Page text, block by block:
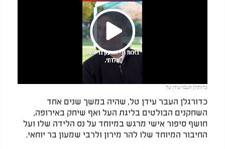
Play
Video
כדורגלן העבר עידן טל
כדורגלן העבר עידן טל, שהיה במשך שנים אחד
השחקנים הבולטים בליגת העל ואף שיחק באירופה,
חושף סיפור אישי מרגש במיוחד על נס הלידה שלו ועל
החיבור המיוחד שלו להר מירון ולרבי שמעון בר יוחאי.